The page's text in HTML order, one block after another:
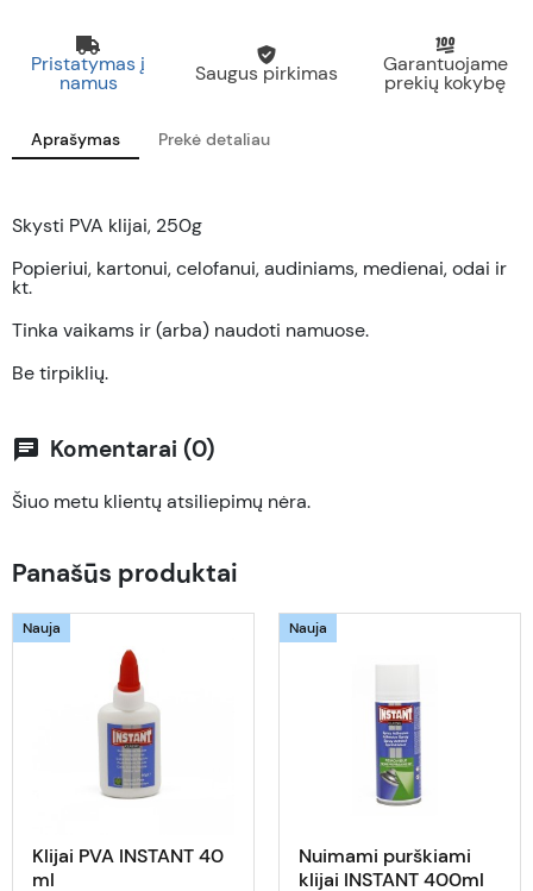
Pristatymas į
namus Saugus pirkimas Garantuojame
prekių kokybę
Aprašymas Prekė detaliau
Skysti PVA klijai, 250g
Popieriui, kartonui, celofanui, audiniams, medienai, odai ir
kt.
Tinka vaikams ir (arba) naudoti namuose.
Be tirpiklių.
chat Komentarai (0)
Šiuo metu klientų atsiliepimų nėra.
Panašūs produktai
Nauja
Klijai PVA INSTANT 40
ml
Nauja
Nuimami purškiami
klijai INSTANT 400ml